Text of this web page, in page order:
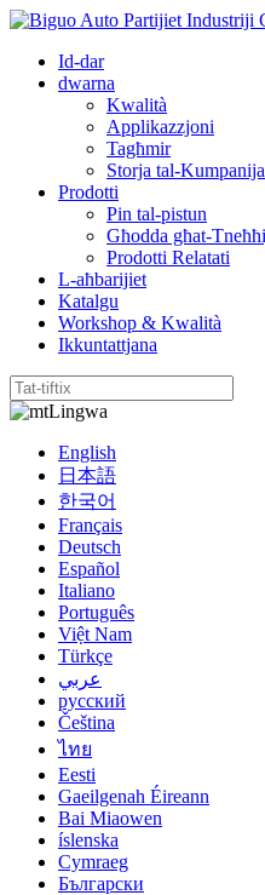
Id-dar
dwarna
Kwalità
Applikazzjoni
Tagħmir
Storja tal-Kumpanija
Prodotti
Pin tal-pistun
Għodda għat-
Prodotti Relatati
L-aħbarijiet
Katalgu
Workshop & Kwalità
Ikkuntattjana
Lingwa
English
日本語
한국어
Français
Deutsch
Español
Italiano
Português
Việt Nam
Türkçe
عربي
русский
Čeština
ไทย
Eesti
Gaeilgenah Éireann
Bai Miaowen
íslenska
Cymraeg
Български